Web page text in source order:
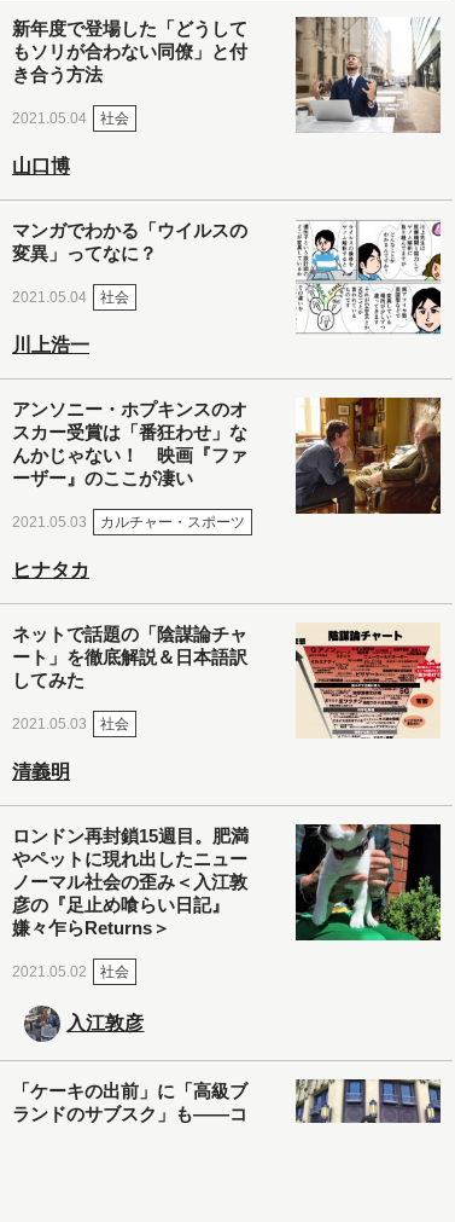
新年度で登場した「どうして
もソリが合わない同僚」と付
き合う方法
2021.05.04 社会
山口博
マンガでわかる「ウイルスの
変異」ってなに？
2021.05.04 社会
川上浩一
アンソニー・ホプキンスのオ
スカー受賞は「番狂わせ」な
んかじゃない！ 映画『ファ
ーザー』のここが凄い
2021.05.03 カルチャー・スポーツ
ヒナタカ
ネットで話題の「陰謀論チャ
ート」を徹底解説＆日本語訳
してみた
2021.05.03 社会
清義明
ロンドン再封鎖15週目。肥満
やペットに現れ出したニュー
ノーマル社会の歪み＜入江敦
彦の『足止め喰らい日記』
嫌々乍らReturns＞
2021.05.02 社会
入江敦彦
「ケーキの出前」に「高級ブ
ランドのサブスク」も――コ